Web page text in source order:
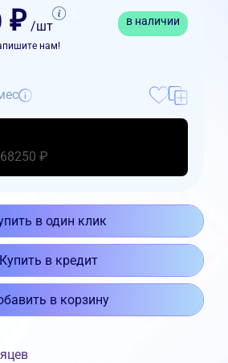
₽ /шт в наличии
нам!
₽
в один клик
Купить в кредит
в корзину